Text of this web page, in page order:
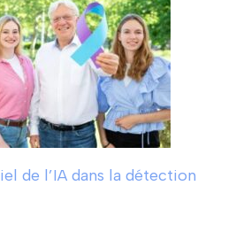
de l’IA dans la détection